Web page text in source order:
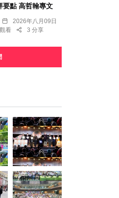
要點 高哲翰專文
2026年八月09日
看
3 分享